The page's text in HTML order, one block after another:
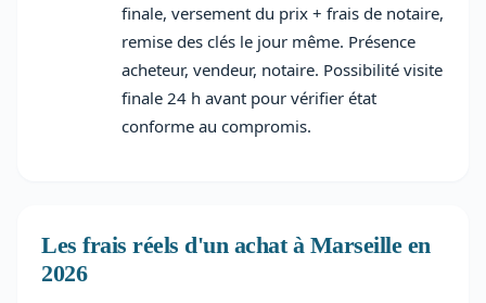
finale, versement du prix + frais de notaire,
remise des clés le jour même. Présence
acheteur, vendeur, notaire. Possibilité visite
finale 24 h avant pour vérifier état
conforme au compromis.
Les frais réels d'un achat à Marseille en
2026